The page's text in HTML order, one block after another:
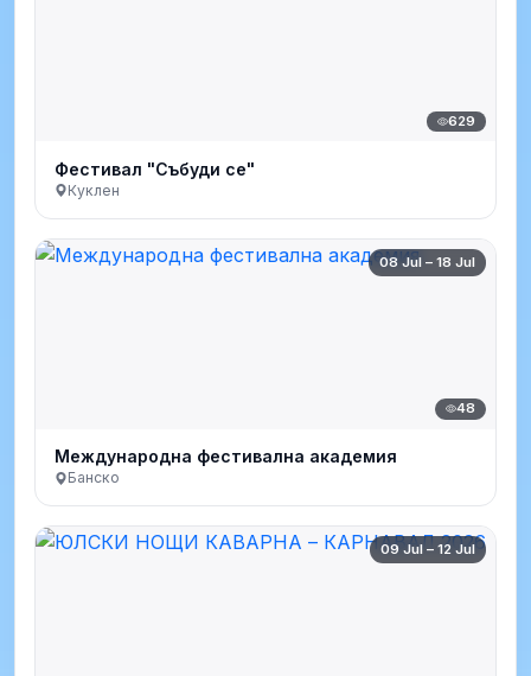
629
Фестивал "Събуди се"
Куклен
08 Jul – 18 Jul
48
Международна фестивална академия
Банско
09 Jul – 12 Jul